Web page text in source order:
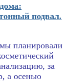
подвал.
планировали
за
а осенью